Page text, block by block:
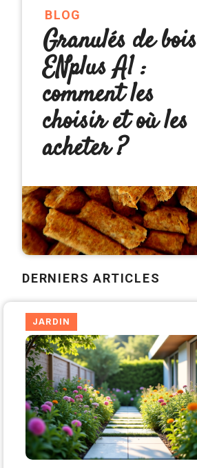
BLOG
Granulés de bois
ENplus A1 :
comment les
choisir et où les
acheter ?
DERNIERS ARTICLES
JARDIN